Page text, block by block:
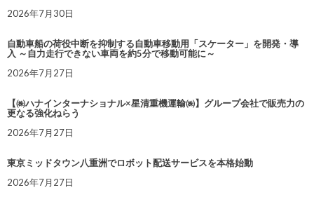
2026年7月30日
自動車船の荷役中断を抑制する自動車移動用「スケーター」を開発・導
入 ～自力走行できない車両を約5分で移動可能に～
2026年7月27日
【㈱ハナインターナショナル×星清重機運輸㈱】グループ会社で販売力の
更なる強化ねらう
2026年7月27日
東京ミッドタウン八重洲でロボット配送サービスを本格始動
2026年7月27日